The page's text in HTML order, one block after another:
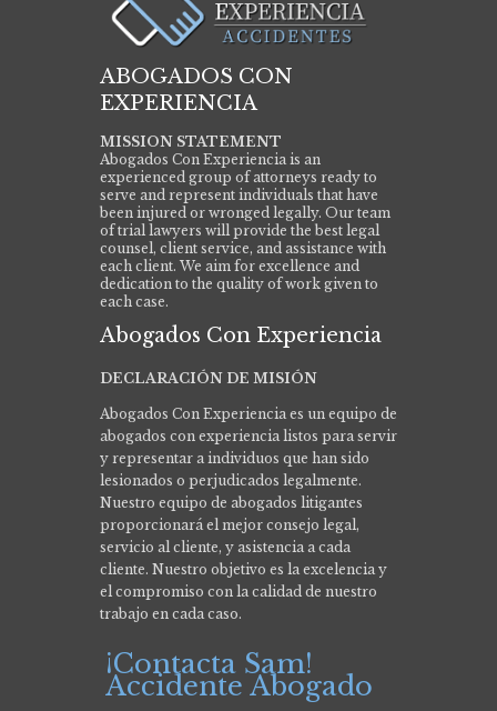
ABOGADOS CON
EXPERIENCIA
MISSION STATEMENT
Abogados Con Experiencia is an
experienced group of attorneys ready to
serve and represent individuals that have
been injured or wronged legally. Our team
of trial lawyers will provide the best legal
counsel, client service, and assistance with
each client. We aim for excellence and
dedication to the quality of work given to
each case.
Abogados Con Experiencia
DECLARACIÓN DE MISIÓN
Abogados Con Experiencia es un equipo de
abogados con experiencia listos para servir
y representar a individuos que han sido
lesionados o perjudicados legalmente.
Nuestro equipo de abogados litigantes
proporcionará el mejor consejo legal,
servicio al cliente, y asistencia a cada
cliente. Nuestro objetivo es la excelencia y
el compromiso con la calidad de nuestro
trabajo en cada caso.
¡Contacta Sam!
Accidente Abogado